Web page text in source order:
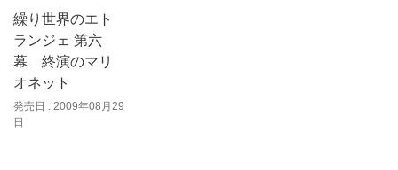
繰り世界のエト
ランジェ 第六
幕 終演のマリ
オネット
発売日 : 2009年08月29
日